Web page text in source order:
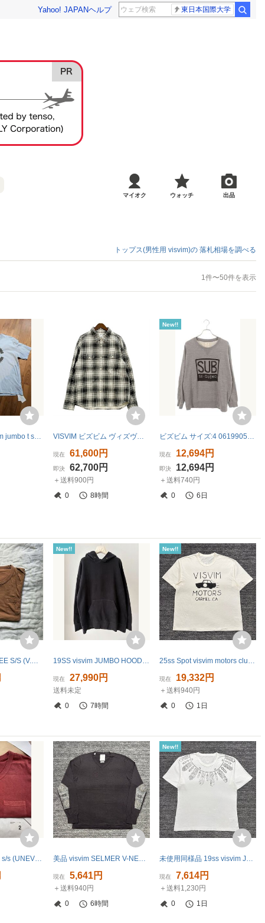
Yahoo! JAPANヘルプ 東日本国際大学
マイオク ウォッチ 出品
トップス(男性用 visvim)の 落札相場を調べる
1件〜50件を表示
未使用 ict visvim jumbo t shirt size2 VISVIM ビズビム ヴィズヴィム チェック ネルシャツ 長袖 PIONEER CHECK L/S 24AW 美品 メンズ サイズ4 ブラック系 トップス DM20053■
現在 61,600円
即決 62,700円
＋送料900円
0
8時間
New!!
ビズビム サイズ:4 0619905010003 JUMBO SWEAT CREW L S SUB クルーネックジャンボスウェット 中古 BS99
現在 12,694円
即決 12,694円
＋送料740円
0
6日
visvim JUMBO TEE S/S (V.D.) ICT tシャツ ビズビム size 3
New!!
19SS visvim JUMBO HOODIE P.O. UNEVEN DYE BLACK 2 スウェット パーカー
現在 27,990円
送料未定
0
7時間
New!!
25ss Spot visvim motors club JUMBO TEE S/S DMGD 3
現在 19,332円
＋送料940円
0
1日
visvim jumbo tee s/s (UNEVEN DYE) tシャツ ICT size 2 ビズビム 美品 visvim SELMER V-NECK L/S 3
現在 5,641円
＋送料940円
0
6時間
New!!
未使用同様品 19ss visvim JUMBO TEE S/S FEATHERS WHITE 3
現在 7,614円
＋送料1,230円
0
1日